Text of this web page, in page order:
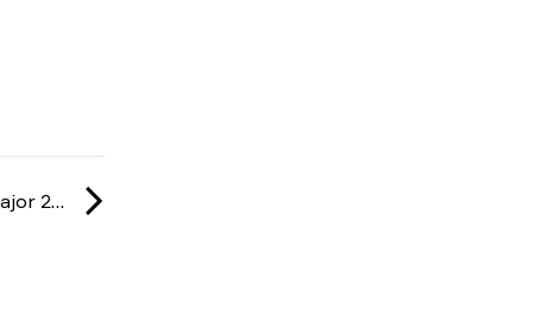
IEM: Cologne Major 2026